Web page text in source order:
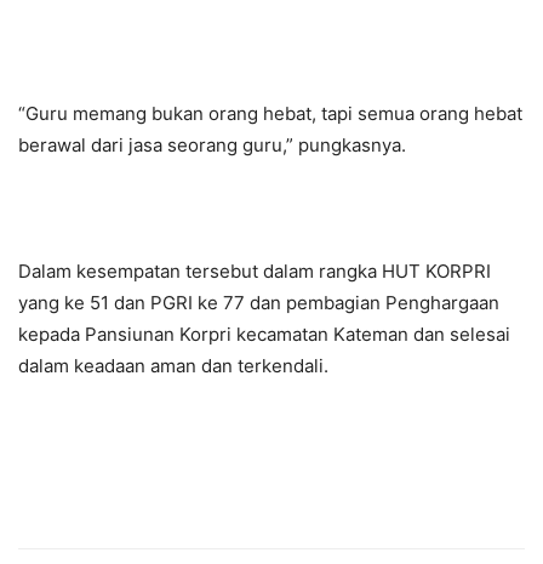
“Guru memang bukan orang hebat, tapi semua orang hebat
berawal dari jasa seorang guru,” pungkasnya.
Dalam kesempatan tersebut dalam rangka HUT KORPRI
yang ke 51 dan PGRI ke 77 dan pembagian Penghargaan
kepada Pansiunan Korpri kecamatan Kateman dan selesai
dalam keadaan aman dan terkendali.